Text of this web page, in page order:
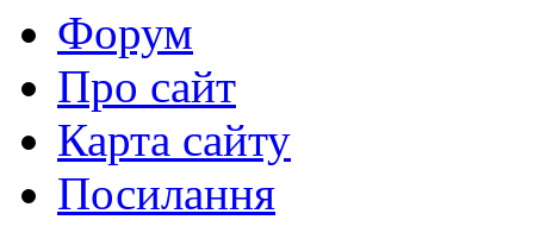
Форум
Про сайт
Карта сайту
Посилання